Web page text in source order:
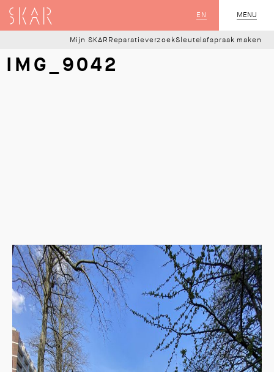
MENU
SLUIT
EN
SKAR
Mijn SKAR ReparatieverzoekSleutelafspraak maken
IMG_9042